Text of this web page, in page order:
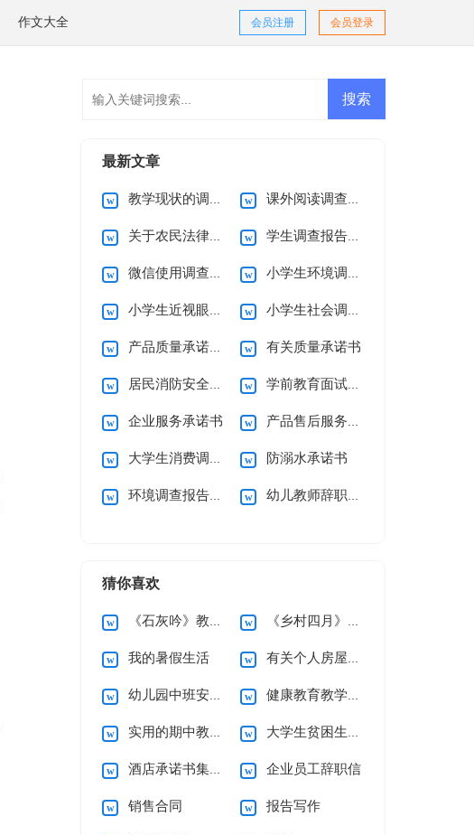
作文大全 会员登录
会员注册
最新文章
教学现状的调查报告 课外阅读调查报告
关于农民法律意识的调查报告 学生调查报告集合15篇
微信使用调查报告 小学生环境调查报告(15篇)
小学生近视眼调查报告10篇 小学生社会调查报告
产品质量承诺书15篇 有关质量承诺书
居民消防安全的承诺书 学前教育面试自我介绍
企业服务承诺书 产品售后服务承诺书(15篇)
大学生消费调查报告 防溺水承诺书
环境调查报告(集合15篇) 幼儿教师辞职信15篇
猜你喜欢
《石灰吟》教案5篇 《乡村四月》说课稿
我的暑假生活 有关个人房屋租赁合同范文10篇
幼儿园中班安全工作计划 健康教育教学计划
实用的期中教学总结3篇 大学生贫困生助学金申请书
酒店承诺书集锦六篇 企业员工辞职信
销售合同 报告写作